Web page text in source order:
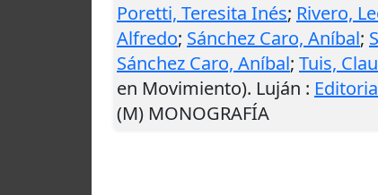
Poretti, Teresita Inés; Rivero,
Alfredo; Sánchez Caro, Aníbal;
Sánchez Caro, Aníbal; Tuis,
en Movimiento). Luján :
(M) MONOGRAFÍA